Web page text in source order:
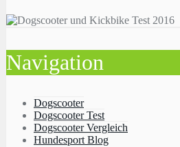
Navigation
Dogscooter
Dogscooter Test
Dogscooter Vergleich
Hundesport Blog